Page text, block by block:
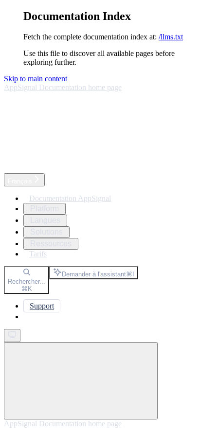
Documentation Index
Fetch the complete documentation index at: /llms.txt
Use this file to discover all available pages before
exploring further.
Skip to main content
AppSignal Documentation home page
Documentation AppSignal
Tarifs
Rechercher...
⌘K
Demander à l'assistant⌘I
Support
AppSignal Documentation home page